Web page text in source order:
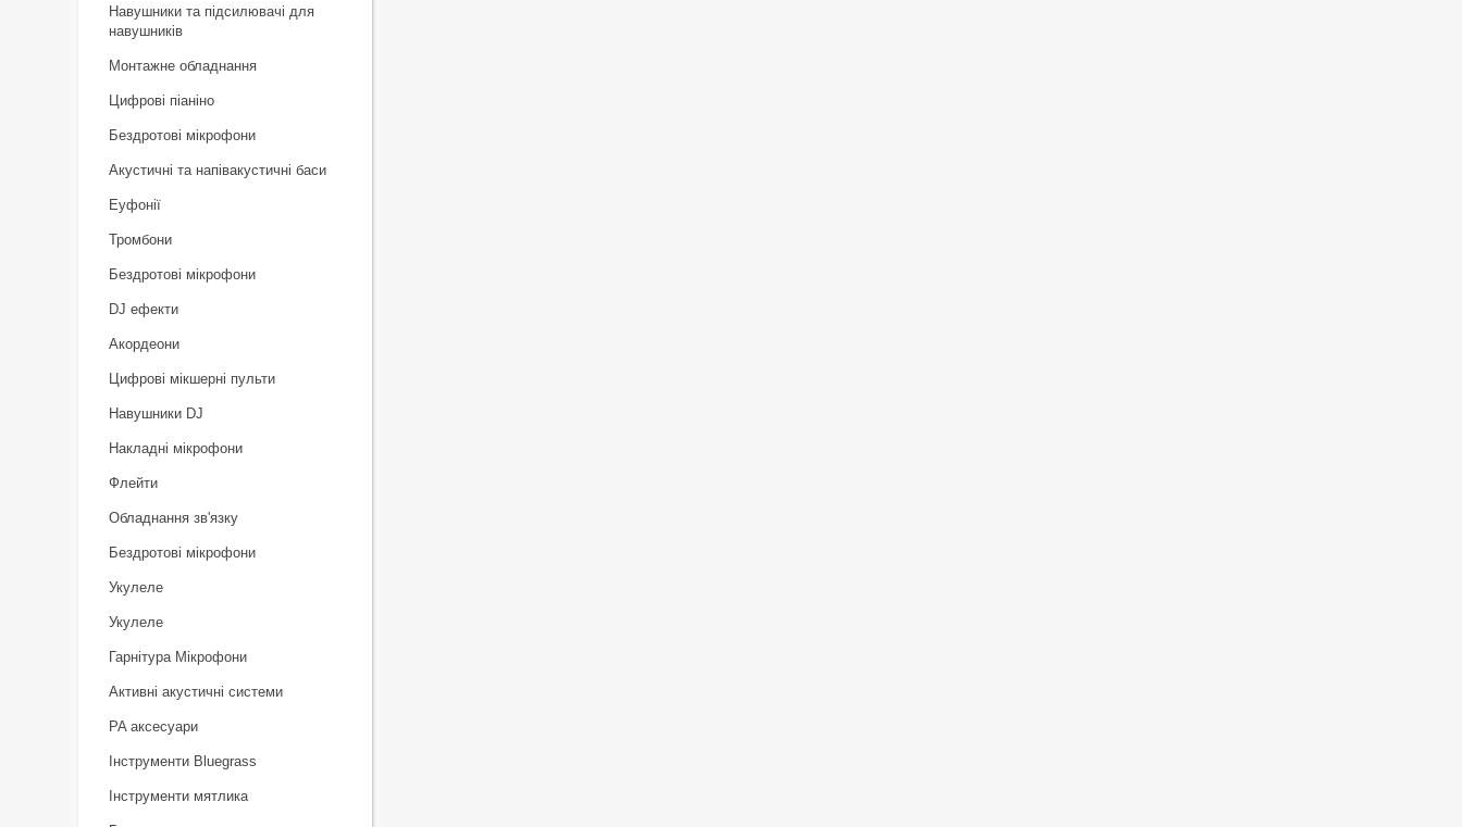
Навушники та підсилювачі для
навушників
Монтажне обладнання
Цифрові піаніно
Бездротові мікрофони
Акустичні та напівакустичні баси
Еуфонії
Тромбони
Бездротові мікрофони
DJ ефекти
Акордеони
Цифрові мікшерні пульти
Навушники DJ
Накладні мікрофони
Флейти
Обладнання зв'язку
Бездротові мікрофони
Укулеле
Укулеле
Гарнітура Мікрофони
Активні акустичні системи
PA аксесуари
Інструменти Bluegrass
Інструменти мятлика